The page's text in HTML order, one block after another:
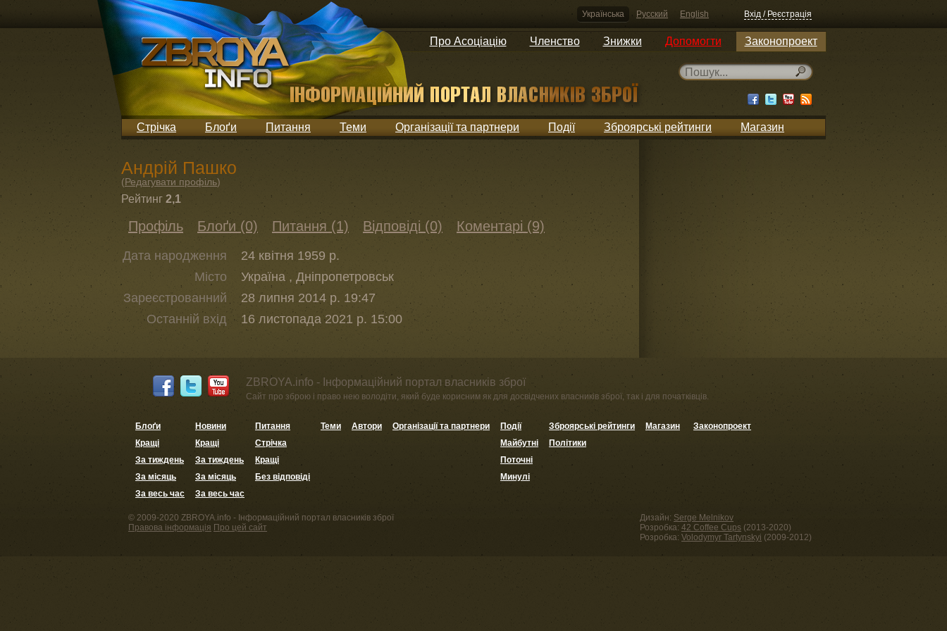
Українська Русский English Вхід / Реєстрація
Про Асоціацію Членство Знижки Допомогти Законопроект
Стрічка Блоґи Питання Теми Організації та партнери Події Зброярські рейтинги Магазин
Андрій Пашко
(Редагувати профіль)
Рейтинг 2,1
Профіль Блоґи (0) Питання (1) Відповіді (0) Коментарі (9)
Дата народження
24 квітня 1959 р.
Місто
Україна , Дніпропетровськ
Зареєстрованний
28 липня 2014 р. 19:47
Останній вхід
16 листопада 2021 р. 15:00
ZBROYA.info - Інформаційний портал власників зброї
Сайт про зброю і право нею володіти, який буде корисним як для досвідчених власників зброї, так і для початківців.
Блоґи
Кращі
За тиждень
За місяць
За весь час
Новини
Кращі
За тиждень
За місяць
За весь час
Питання
Стрічка
Кращі
Без відповіді
Теми Автори Організації та партнери
Події
Майбутні
Поточні
Минулі
Зброярські рейтинги
Політики
Магазин Законопроект
© 2009-2020 ZBROYA.info - Інформаційний портал власників зброї
Правова інформація Про цей сайт
Дизайн: Serge Melnikov
Розробка: 42 Coffee Cups (2013-2020)
Розробка: Volodymyr Tartynskyi (2009-2012)